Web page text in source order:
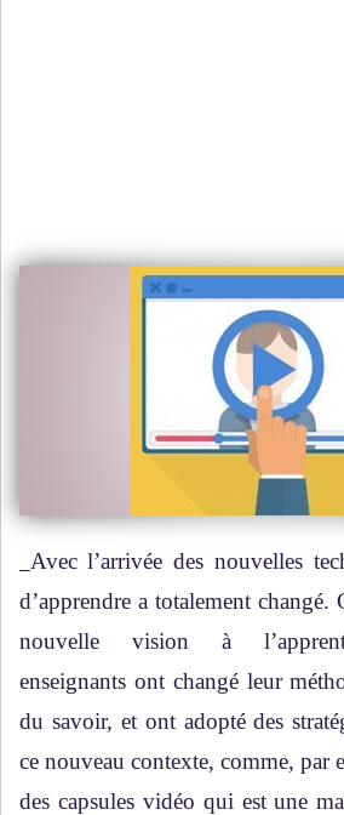
Avec l’arrivée des nouvelles
d’apprendre a totalement
nouvelle vision à
enseignants ont changé leur
du savoir, et ont adopté des
ce nouveau contexte, comme, par
des capsules vidéo qui est une